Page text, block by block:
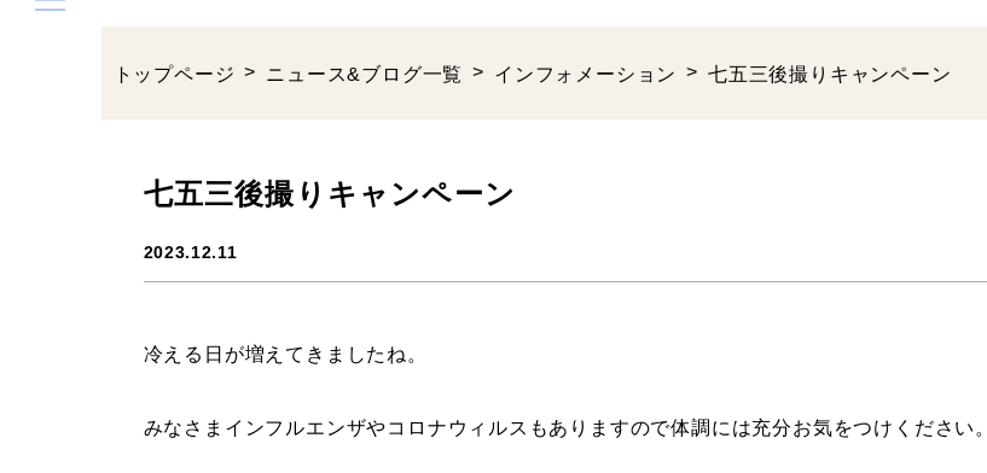
トップページ ニュース&ブログ一覧 インフォメーション 七五三後撮りキャンペーン
七五三後撮りキャンペーン
2023.12.11
冷える日が増えてきましたね。
みなさまインフルエンザやコロナウィルスもありますので体調には充分お気をつけください。